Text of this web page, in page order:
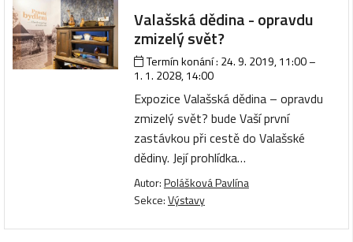
Valašská dědina - opravdu
zmizelý svět?
Termín konání : 24. 9. 2019, 11:00–
1. 1. 2028, 14:00
Expozice Valašská dědina – opravdu
zmizelý svět? bude Vaší první
zastávkou při cestě do Valašské
dědiny. Její prohlídka…
Autor:Polášková Pavlína
Sekce:Výstavy